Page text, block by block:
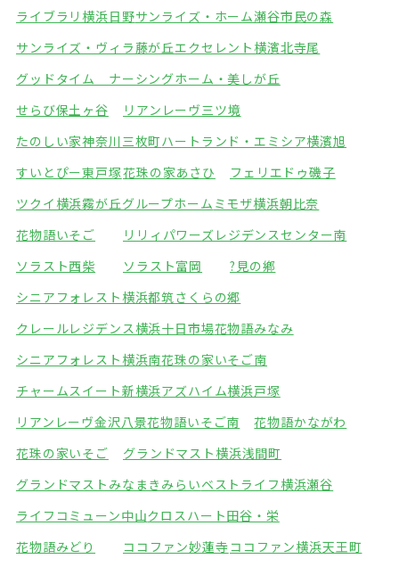
ライブラリ横浜日野サンライズ・ホーム瀬谷市民の森
サンライズ・ヴィラ藤が丘エクセレント横濱北寺尾
グッドタイム ナーシングホーム・美しが丘
せらび保土ヶ谷
リアンレーヴ三ツ境
たのしい家神奈川三枚町ハートランド・エミシア横濱旭
すいとぴー東戸塚花珠の家あさひ
フェリエドゥ磯子
ツクイ横浜霧が丘グループホーム ミモザ横浜朝比奈
花物語いそご
リリィパワーズレジデンスセンター南
ソラスト西柴
ソラスト富岡
?見の鄕
シニアフォレスト横浜都筑さくらの郷
クレールレジデンス横浜十日市場花物語みなみ
シニアフォレスト横浜南花珠の家いそご南
チャームスイート新横浜アズハイム横浜戸塚
リアンレーヴ金沢八景花物語いそご南
花物語かながわ
花珠の家いそご
グランドマスト横浜浅間町
グランドマストみなまきみらいベストライフ横浜瀬谷
ライフコミューン中山クロスハート田谷・栄
花物語みどり
ココファン妙蓮寺ココファン横浜天王町